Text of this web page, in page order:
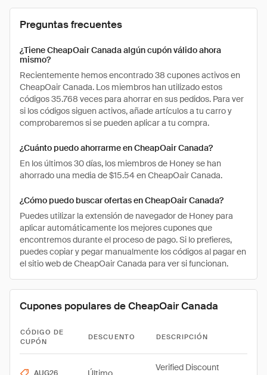
Preguntas frecuentes
¿Tiene CheapOair Canada algún cupón válido ahora
mismo?
Recientemente hemos encontrado 38 cupones activos en
CheapOair Canada. Los miembros han utilizado estos
códigos 35.768 veces para ahorrar en sus pedidos. Para ver
si los códigos siguen activos, añade artículos a tu carro y
comprobaremos si se pueden aplicar a tu compra.
¿Cuánto puedo ahorrarme en CheapOair Canada?
En los últimos 30 días, los miembros de Honey se han
ahorrado una media de $15.54 en CheapOair Canada.
¿Cómo puedo buscar ofertas en CheapOair Canada?
Puedes utilizar la extensión de navegador de Honey para
aplicar automáticamente los mejores cupones que
encontremos durante el proceso de pago. Si lo prefieres,
puedes copiar y pegar manualmente los códigos al pagar en
el sitio web de CheapOair Canada para ver si funcionan.
Cupones populares de CheapOair Canada
CÓDIGO DE
CUPÓN
DESCUENTO DESCRIPCIÓN
Verified Discount